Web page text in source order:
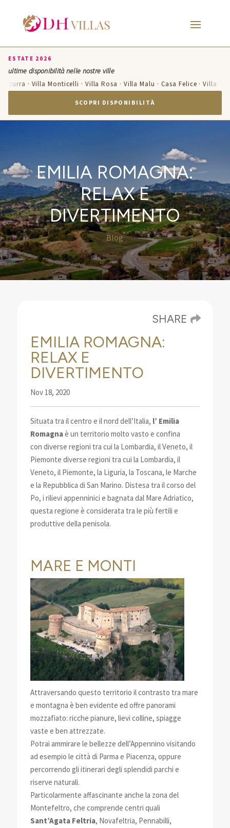
ESTATE 2026
ultime disponibilità nelle nostre ville
· Villa Monticelli · Villa Rosa · Villa Malu · Casa Felice · Villa
SCOPRI DISPONIBILITÀ
EMILIA ROMAGNA:
RELAX E
DIVERTIMENTO
Blog
SHARE
EMILIA ROMAGNA:
RELAX E
DIVERTIMENTO
Nov 18, 2020
Situata tra il centro e il nord dell’Italia, l’ Emilia
Romagnaè un territorio molto vasto e confina
con diverse regioni tra cui la Lombardia, il Veneto, il
Piemonte diverse regioni tra cui la Lombardia, il
Veneto, il Piemonte, la Liguria, la Toscana, le Marche
e la Repubblica di San Marino. Distesa tra il corso del
Po, i rilievi appenninici e bagnata dal Mare Adriatico,
questa regione è considerata tra le più fertili e
produttive della penisola.
MARE E MONTI
Attraversando questo territorio il contrasto tra mare
e montagna è ben evidente ed offre panorami
mozzafiato: ricche pianure, lievi colline, spiagge
vaste e ben attrezzate.
Potrai ammirare le bellezze dell’Appennino visitando
ad esempio le città di Parma e Piacenza, oppure
percorrendo gli itinerari degli splendidi parchi e
riserve naturali.
Particolarmente affascinante anche la zona del
Montefeltro, che comprende centri quali
Sant’Agata Feltria, Novafeltria, Pennabilli,